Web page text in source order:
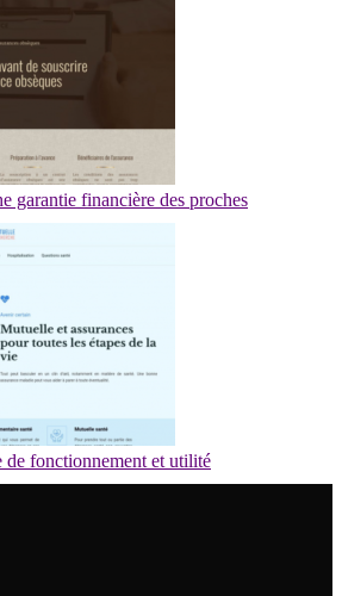
garantie financière des proches
de fonctionnement et utilité